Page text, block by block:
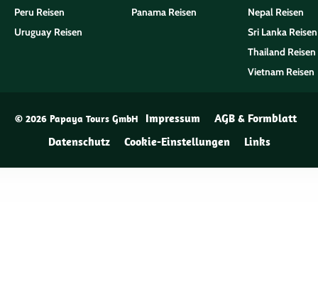
Peru Reisen
Uruguay Reisen
Panama Reisen
Nepal Reisen
Sri Lanka Reisen
Thailand Reisen
Vietnam Reisen
© 2026 Papaya Tours GmbH Impressum
AGB & Formblatt
Datenschutz
Cookie-Einstellungen Links